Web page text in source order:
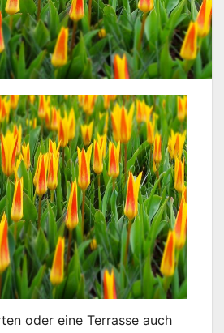
oder eine Terrasse auch